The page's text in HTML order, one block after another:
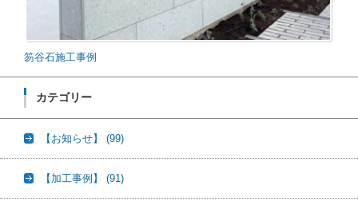
笏谷石施工事例
カテゴリー
【お知らせ】 (99)
【加工事例】 (91)